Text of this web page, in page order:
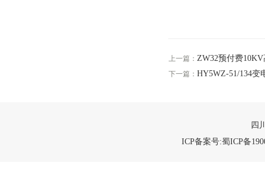
上一篇： ZW32预付费
下一篇： HY5WZ-51/134变
四
ICP备案号:蜀ICP备